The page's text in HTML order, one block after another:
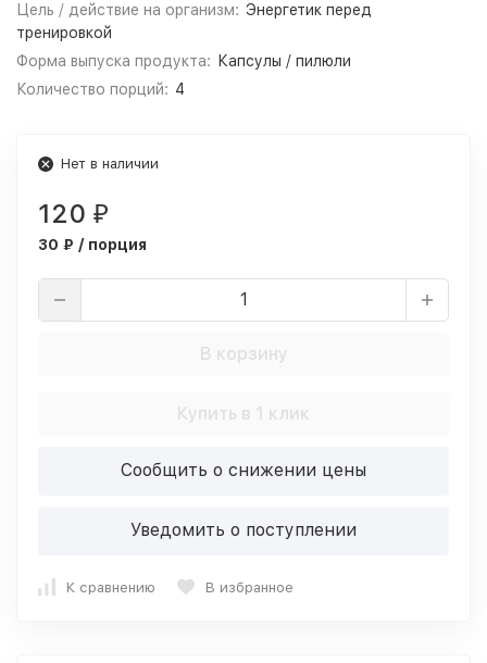
Цель / действие на организм: Энергетик перед
тренировкой
Форма выпуска продукта:
Капсулы / пилюли
Количество порций: 4
Нет в наличии
120 ₽
30 ₽ / порция
В корзину
Купить в 1 клик
Сообщить о снижении цены
Уведомить о поступлении
К сравнению В избранное